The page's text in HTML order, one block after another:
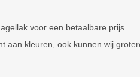
voor een betaalbare prijs.
aan kleuren, ook kunnen wij